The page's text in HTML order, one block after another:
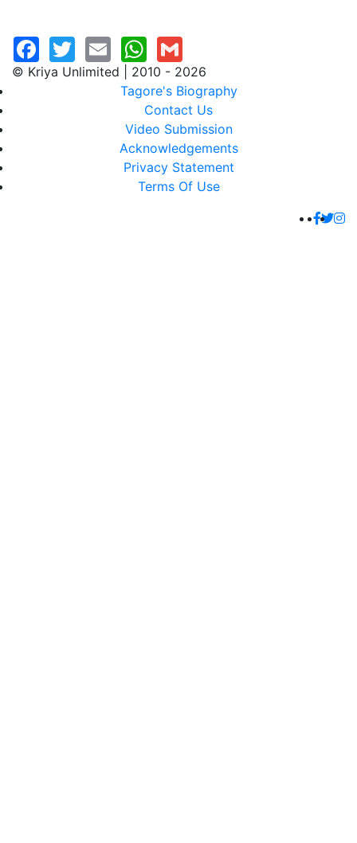
© Kriya Unlimited | 2010 - 2026
Tagore's Biography
Contact Us
Video Submission
Acknowledgements
Privacy Statement
Terms Of Use